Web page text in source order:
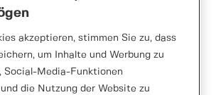
akzeptieren, stimmen Sie zu, dass
um Inhalte und Werbung zu
Social-Media-Funktionen
die Nutzung der Website zu